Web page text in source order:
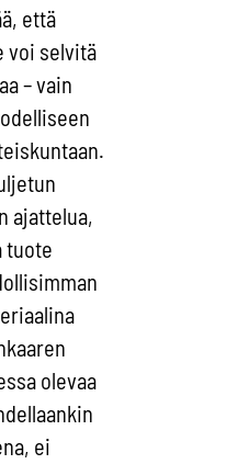
että
voi selvitä
– vain
ajattelua,
tuote
olevaa
ei